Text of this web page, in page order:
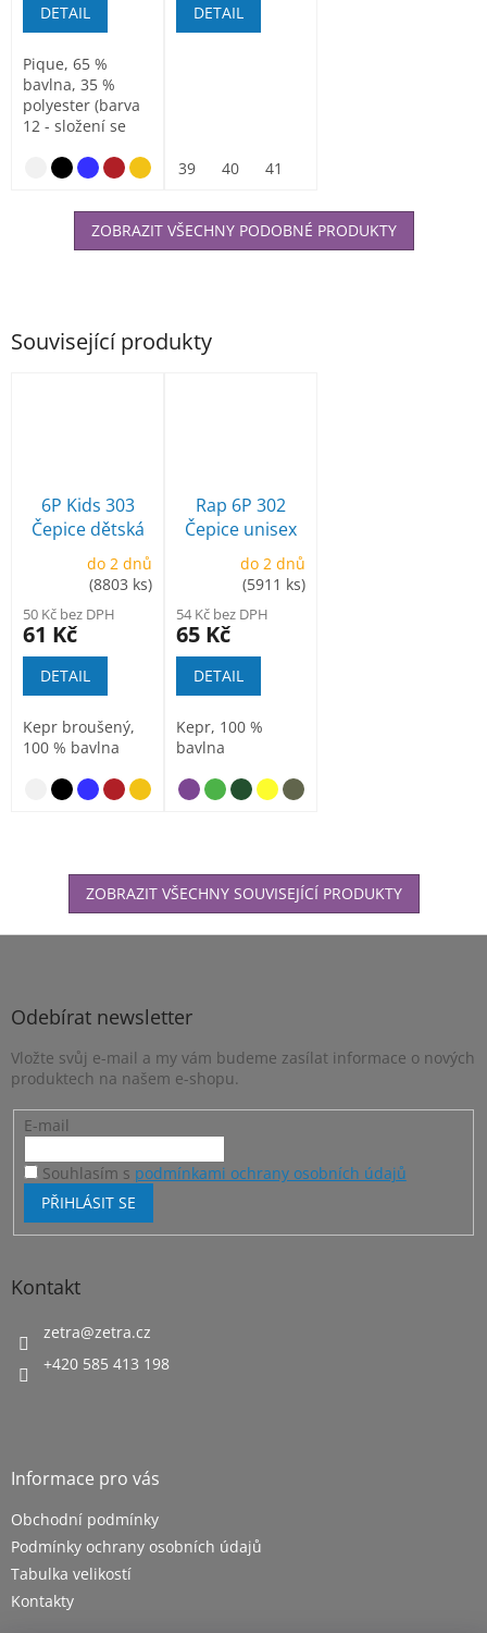
Související produkty
6P Kids 303
Čepice dětská
do 2 dnů
(8803 ks)
50 Kč bez DPH
61 Kč
DETAIL
Kepr broušený,
100 % bavlna
nebesky modrá
Rap 6P 302
Čepice unisex
do 2 dnů
(5911 ks)
54 Kč bez DPH
65 Kč
DETAIL
Kepr, 100 %
bavlna
ZOBRAZIT VŠECHNY SOUVISEJÍCÍ PRODUKTY
DETAIL
Pique, 65 %
bavlna, 35 %
polyester (barva
12 - složení se
bavlna, 15...
DETAIL
39 40 41
ZOBRAZIT VŠECHNY PODOBNÉ PRODUKTY
Z
Odebírat newsletter
Vložte svůj e-mail a my vám budeme zasílat informace o nových
produktech na našem e-shopu.
E-mail
Souhlasím s podmínkami ochrany osobních údajů
PŘIHLÁSIT SE
Kontakt
zetra@zetra.cz
+420 585 413 198
Informace pro vás
Obchodní podmínky
Podmínky ochrany osobních údajů
Tabulka velikostí
Kontakty